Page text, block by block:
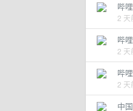
哔
2 天
哔
2 天
哔
2 天
中